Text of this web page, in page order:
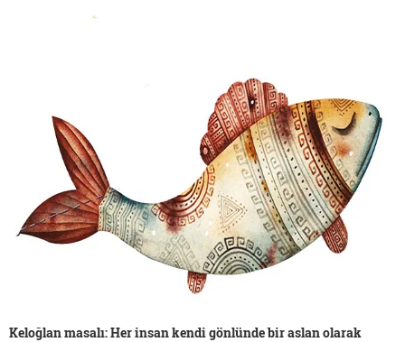
Keloğlan masalı: Her insan kendi gönlünde bir aslan olarak